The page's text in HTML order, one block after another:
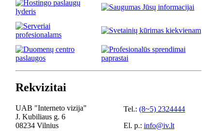
Rekvizitai
UAB "Interneto vizija"
J. Kubiliaus g. 6
08234 Vilnius
Tel.: (8~5) 2324444
El. p.: info@iv.lt